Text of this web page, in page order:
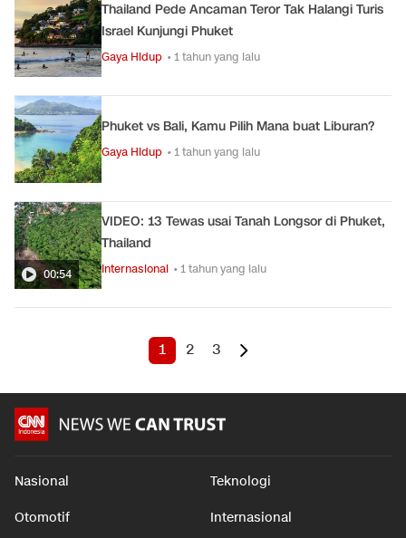
Thailand Pede Ancaman Teror Tak Halangi Turis
Israel Kunjungi Phuket
Gaya Hidup • 1 tahun yang lalu
Phuket vs Bali, Kamu Pilih Mana buat Liburan?
Gaya Hidup • 1 tahun yang lalu
00:54
VIDEO: 13 Tewas usai Tanah Longsor di Phuket,
Thailand
Internasional • 1 tahun yang lalu
1 2 3
Nasional Teknologi
Otomotif Internasional